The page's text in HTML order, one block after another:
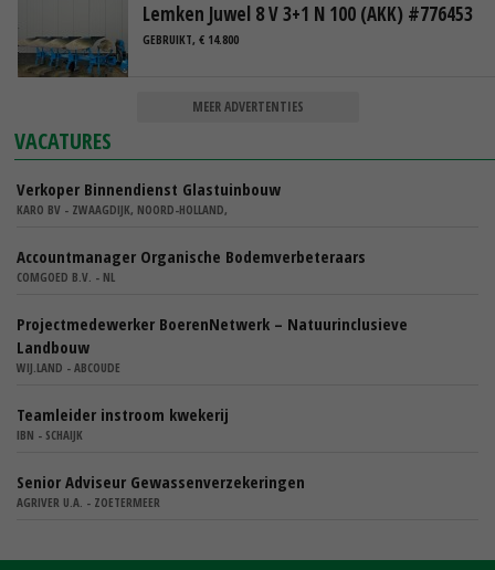
Lemken Juwel 8 V 3+1 N 100 (AKK) #776453
GEBRUIKT, € 14.800
MEER ADVERTENTIES
VACATURES
Verkoper Binnendienst Glastuinbouw
KARO BV - ZWAAGDIJK, NOORD-HOLLAND,
Accountmanager Organische Bodemverbeteraars
COMGOED B.V. - NL
Projectmedewerker BoerenNetwerk – Natuurinclusieve
Landbouw
WIJ.LAND - ABCOUDE
Teamleider instroom kwekerij
IBN - SCHAIJK
Senior Adviseur Gewassenverzekeringen
AGRIVER U.A. - ZOETERMEER